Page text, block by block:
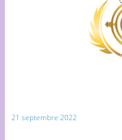
21 septembre 2022